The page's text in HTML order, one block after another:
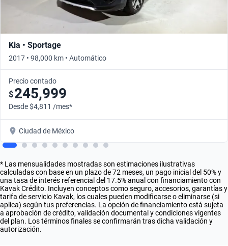
Kia • Sportage
2017 • 98,000 km • Automático
Precio contado
$245,999
Desde $4,811 /mes*
Ciudad de México
* Las mensualidades mostradas son estimaciones ilustrativas
calculadas con base en un plazo de 72 meses, un pago inicial del 50% y
una tasa de interés referencial del 17.5% anual con financiamiento con
Kavak Crédito. Incluyen conceptos como seguro, accesorios, garantías y
tarifa de servicio Kavak, los cuales pueden modificarse o eliminarse (si
aplica) según tus preferencias. La opción de financiamiento está sujeta
a aprobación de crédito, validación documental y condiciones vigentes
del plan. Los términos finales se confirmarán tras dicha validación y
autorización.